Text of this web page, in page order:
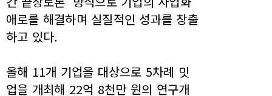
애로를 해결하며 실질적인 성과를 창출
하고 있다.
올해 11개 기업을 대상으로 5차례 밋
업을 개최해 22억 8천만 원의 연구개